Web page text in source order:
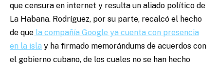
que censura en internet y resulta un aliado político de
La Habana. Rodríguez, por su parte, recalcó el hecho
de que la compañía Google ya cuenta con presencia
en la isla y ha firmado memorándums de acuerdos con
el gobierno cubano, de los cuales no se han hecho